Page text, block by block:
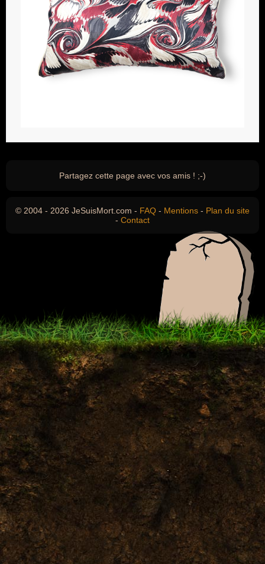
Partagez cette page avec vos amis ! ;-)
© 2004 - 2026 JeSuisMort.com - FAQ - Mentions - Plan du site
- Contact